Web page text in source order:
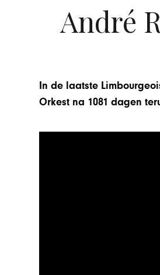
André
In de laatste
Orkest na 1081 dagen